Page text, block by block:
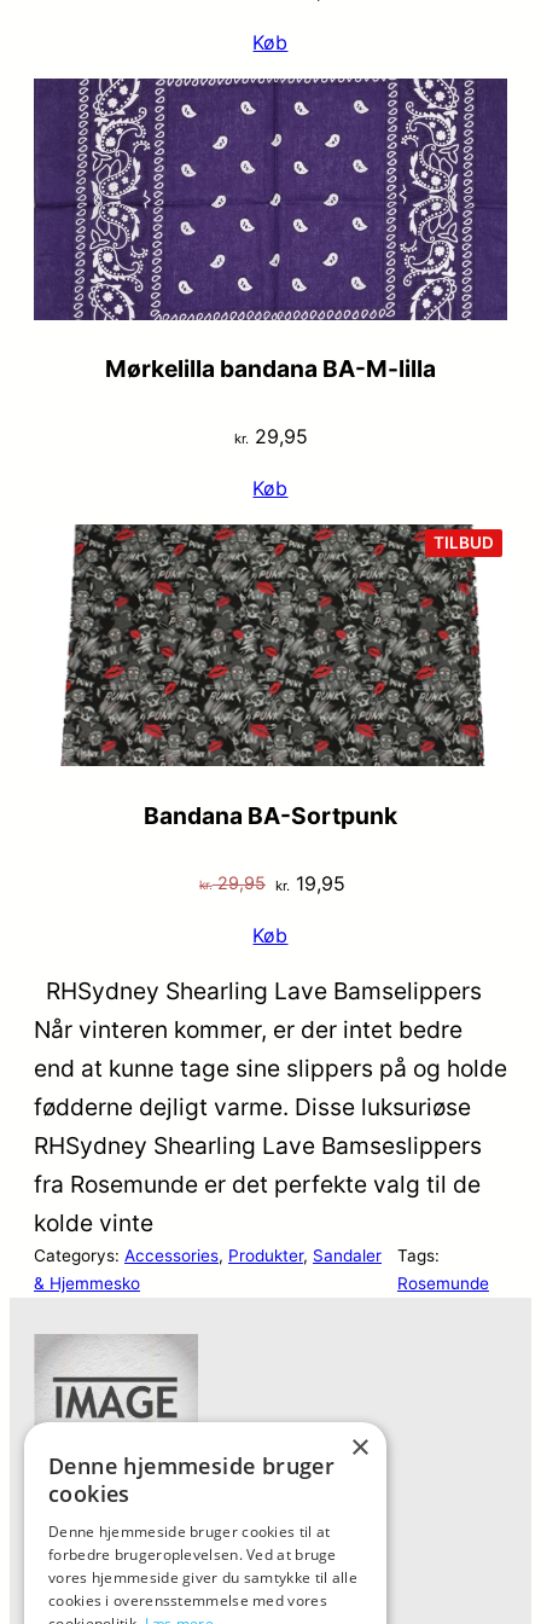
pris
var:
kr. 29,95.
er:
kr. 19,95.
Køb
Mørkelilla bandana BA-M-lilla
kr.29,95
Køb
TILBUD
PÅ
Bandana BA-Sortpunk
kr.29,95 Den
pris
var:
kr. 19,95
er:
Køb
RHSydney Shearling Lave Bamselippers
Når vinteren kommer, er der intet bedre
end at kunne tage sine slippers på og holde
fødderne dejligt varme. Disse luksuriøse
RHSydney Shearling Lave Bamseslippers
fra Rosemunde er det perfekte valg til de
kolde vinte
Categorys: Accessories, Produkter, Sandaler
& Hjemmesko
Tags:
Rosemunde
Forside
Vis alle produkter
Kontakt
×
Denne hjemmeside bruger
cookies
Denne hjemmeside bruger cookies til at
forbedre brugeroplevelsen. Ved at bruge
vores hjemmeside giver du samtykke til alle
cookies i overensstemmelse med vores